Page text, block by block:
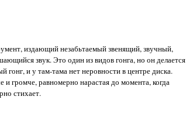
издающий незабьтаемый звенящий, звучный,
звук. Это один из видов гонга, но он делается
гонг, и у там-тама нет неровности в центре диска.
и громче, равномерно нарастая до момента, когда
стихает.